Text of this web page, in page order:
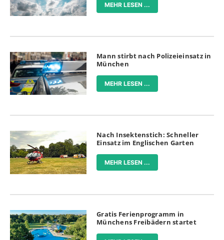
MEHR LESEN ...
Mann stirbt nach Polizeieinsatz in
München
MEHR LESEN ...
Nach Insektenstich: Schneller
Einsatz im Englischen Garten
MEHR LESEN ...
Gratis Ferienprogramm in
Münchens Freibädern startet